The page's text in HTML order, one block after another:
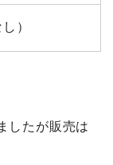
）
したが販売は